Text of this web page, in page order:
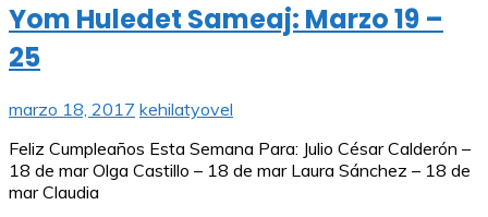
Yom Huledet Sameaj: Marzo 19 –
25
marzo 18, 2017 kehilatyovel
Feliz Cumpleaños Esta Semana Para: Julio César Calderón –
18 de mar Olga Castillo – 18 de mar Laura Sánchez – 18 de
mar Claudia